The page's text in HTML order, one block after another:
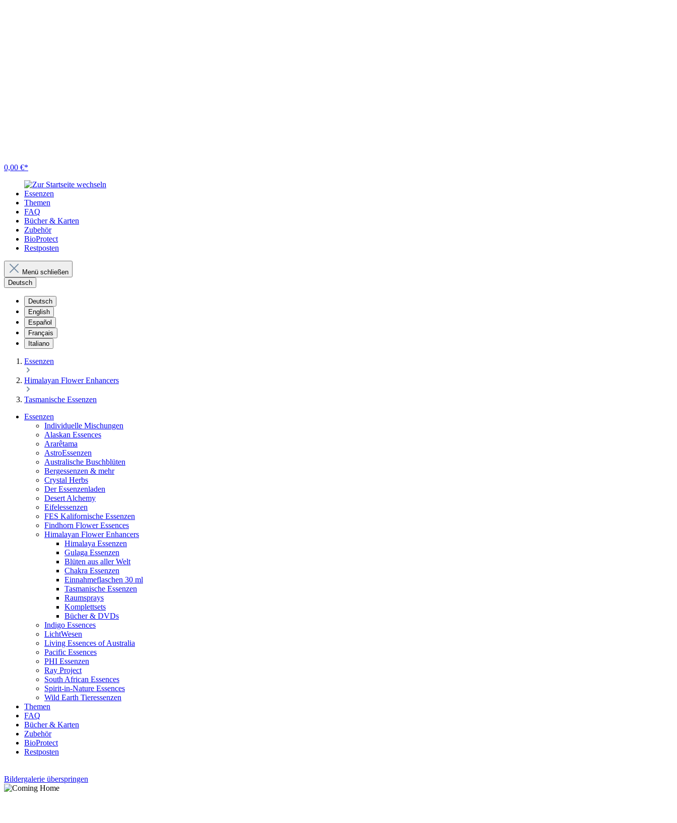
0,00 €*
Essenzen
Themen
FAQ
Bücher & Karten
Zubehör
BioProtect
Restposten
Menü schließen
Deutsch
Deutsch
English
Español
Français
Italiano
Essenzen
Himalayan Flower Enhancers
Tasmanische Essenzen
Essenzen
Individuelle Mischungen
Alaskan Essences
Ararêtama
AstroEssenzen
Australische Buschblüten
Bergessenzen & mehr
Crystal Herbs
Der Essenzenladen
Desert Alchemy
Eifelessenzen
FES Kalifornische Essenzen
Findhorn Flower Essences
Himalayan Flower Enhancers
Himalaya Essenzen
Gulaga Essenzen
Blüten aus aller Welt
Chakra Essenzen
Einnahmeflaschen 30 ml
Tasmanische Essenzen
Raumsprays
Komplettsets
Bücher & DVDs
Indigo Essences
LichtWesen
Living Essences of Australia
Pacific Essences
PHI Essenzen
Ray Project
South African Essences
Spirit-in-Nature Essences
Wild Earth Tieressenzen
Themen
FAQ
Bücher & Karten
Zubehör
BioProtect
Restposten
Bildergalerie überspringen